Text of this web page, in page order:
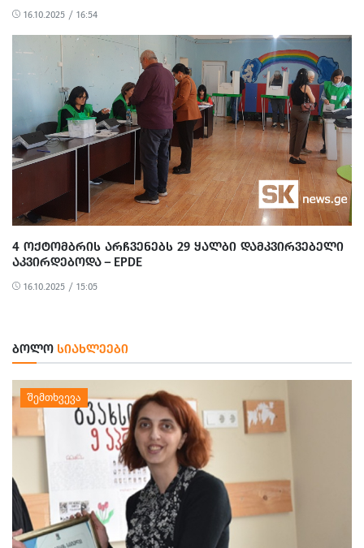
16.10.2025 / 16:54
4 ᲝᲥᲢᲝᲛᲑᲠᲘᲡ ᲐᲠᲩᲕᲔᲜᲔᲑᲡ 29 ᲧᲐᲚᲑᲘ ᲓᲐᲛᲙᲕᲘᲠᲕᲔᲑᲔᲚᲘ
ᲐᲙᲕᲘᲠᲓᲔᲑᲝᲓᲐ – EPDE
16.10.2025 / 15:05
ᲑᲝᲚᲝ ᲡᲘᲐᲮᲚᲔᲔᲑᲘ